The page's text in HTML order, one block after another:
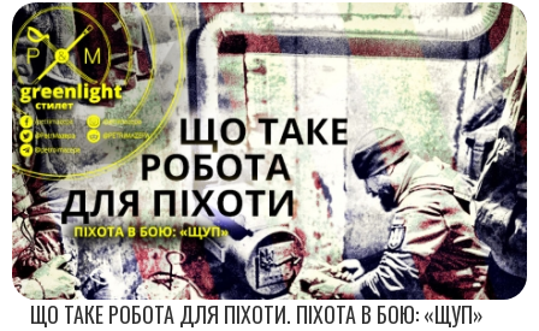
ЩО ТАКЕ РОБОТА ДЛЯ ПІХОТИ. ПІХОТА В БОЮ: «ЩУП»